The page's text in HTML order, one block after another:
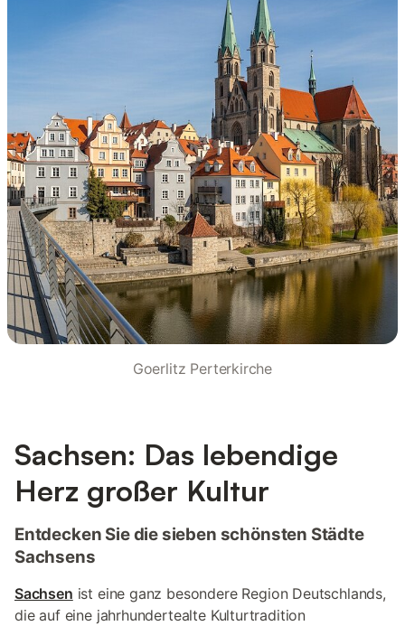
Goerlitz Perterkirche
Sachsen: Das lebendige
Herz großer Kultur
Entdecken Sie die sieben schönsten Städte
Sachsens
Sachsen ist eine ganz besondere Region Deutschlands,
die auf eine jahrhundertealte Kulturtradition